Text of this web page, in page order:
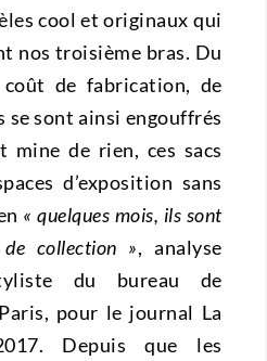
cool et originaux qui
nos troisième bras. Du
de fabrication, de
se sont ainsi engouffrés
mine de rien, ces sacs
d’exposition sans
« quelques mois, ils sont
collection », analyse
du bureau de
pour le journal La
Depuis que les